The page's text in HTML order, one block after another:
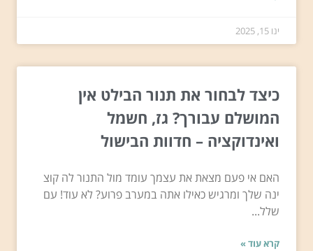
ינו 15, 2025
כיצד לבחור את תנור הבילט אין
המושלם עבורך? גז, חשמל
ואינדוקציה – חדוות הבישול
האם אי פעם מצאת את עצמך עומד מול התנור לה קוצ
ינה שלך ומרגיש כאילו אתה במערב פרוע? לא עוד! עם
שלל...
קרא עוד »